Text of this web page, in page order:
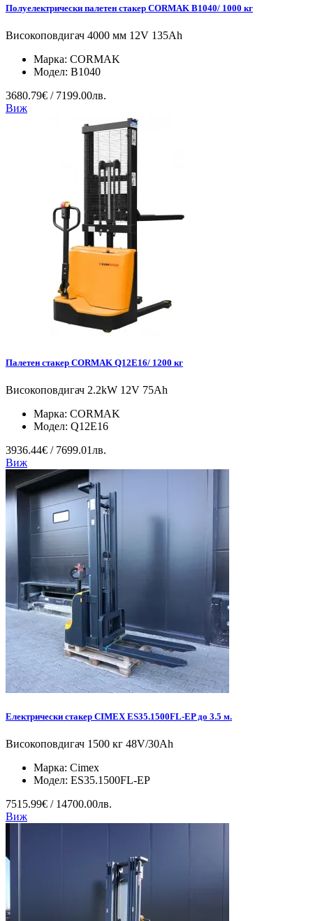
Полуелектрически палетен стакер CORMAK B1040/ 1000 кг
Високоповдигач 4000 мм 12V 135Ah
Марка: CORMAK
Модел: B1040
3680.79€ / 7199.00лв.
Виж
Палетен стакер CORMAK Q12E16/ 1200 кг
Високоповдигач 2.2kW 12V 75Ah
Марка: CORMAK
Модел: Q12E16
3936.44€ / 7699.01лв.
Виж
Електрически стакер CIMEX ES35.1500FL-EP до 3.5 м.
Високоповдигач 1500 кг 48V/30Ah
Марка: Cimex
Модел: ES35.1500FL-EP
7515.99€ / 14700.00лв.
Виж